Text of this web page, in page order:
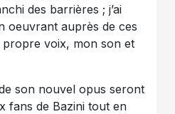
des barrières ; j’ai
auprès de ces
propre voix, mon son et
son nouvel opus seront
fans de Bazini tout en